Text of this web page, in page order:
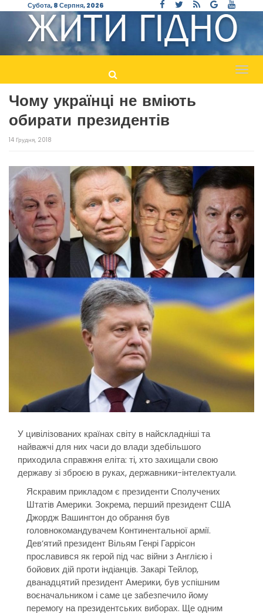
Субота, 8 Серпня, 2026
Чому українці не вміють
обирати президентів
14 Грудня, 2018
У цивілізованих країнах світу в найскладніші та
найважчі для них часи до влади здебільшого
приходила справжня еліта: ті, хто захищали свою
державу зі зброєю в руках, державники-інтелектуали.
Яскравим прикладом є президенти Сполучених
Штатів Америки. Зокрема, перший президент США
Джордж Вашингтон до обрання був
головнокомандувачем Континентальної армії.
Дев’ятий президент Вільям Генрі Гаррісон
прославився як герой під час війни з Англією і
бойових дій проти індіанців. Закарі Тейлор,
дванадцятий президент Америки, був успішним
воєначальником і саме це забезпечило йому
перемогу на президентських виборах. Ще одним